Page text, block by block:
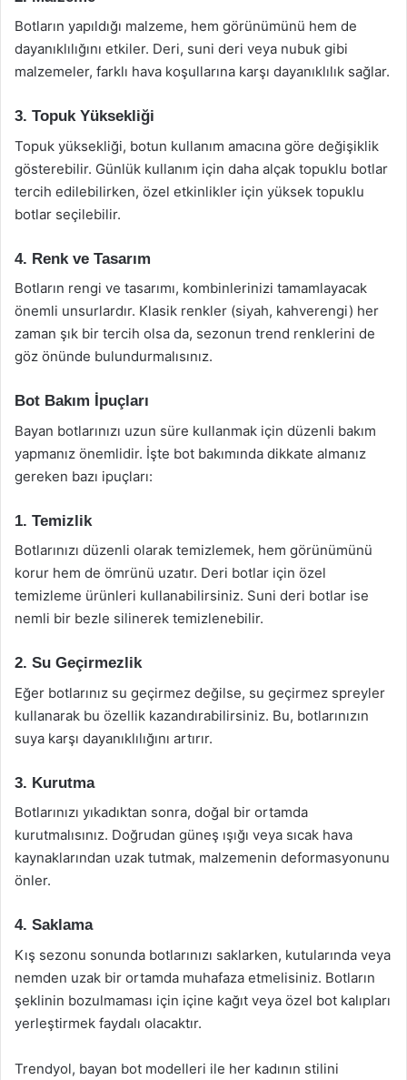
Botların yapıldığı malzeme, hem görünümünü hem de
dayanıklılığını etkiler. Deri, suni deri veya nubuk gibi
malzemeler, farklı hava koşullarına karşı dayanıklılık sağlar.
3. Topuk Yüksekliği
Topuk yüksekliği, botun kullanım amacına göre değişiklik
gösterebilir. Günlük kullanım için daha alçak topuklu botlar
tercih edilebilirken, özel etkinlikler için yüksek topuklu
botlar seçilebilir.
4. Renk ve Tasarım
Botların rengi ve tasarımı, kombinlerinizi tamamlayacak
önemli unsurlardır. Klasik renkler (siyah, kahverengi) her
zaman şık bir tercih olsa da, sezonun trend renklerini de
göz önünde bulundurmalısınız.
Bot Bakım İpuçları
Bayan botlarınızı uzun süre kullanmak için düzenli bakım
yapmanız önemlidir. İşte bot bakımında dikkate almanız
gereken bazı ipuçları:
1. Temizlik
Botlarınızı düzenli olarak temizlemek, hem görünümünü
korur hem de ömrünü uzatır. Deri botlar için özel
temizleme ürünleri kullanabilirsiniz. Suni deri botlar ise
nemli bir bezle silinerek temizlenebilir.
2. Su Geçirmezlik
Eğer botlarınız su geçirmez değilse, su geçirmez spreyler
kullanarak bu özellik kazandırabilirsiniz. Bu, botlarınızın
suya karşı dayanıklılığını artırır.
3. Kurutma
Botlarınızı yıkadıktan sonra, doğal bir ortamda
kurutmalısınız. Doğrudan güneş ışığı veya sıcak hava
kaynaklarından uzak tutmak, malzemenin deformasyonunu
önler.
4. Saklama
Kış sezonu sonunda botlarınızı saklarken, kutularında veya
nemden uzak bir ortamda muhafaza etmelisiniz. Botların
şeklinin bozulmaması için içine kağıt veya özel bot kalıpları
yerleştirmek faydalı olacaktır.
Trendyol, bayan bot modelleri ile her kadının stilini